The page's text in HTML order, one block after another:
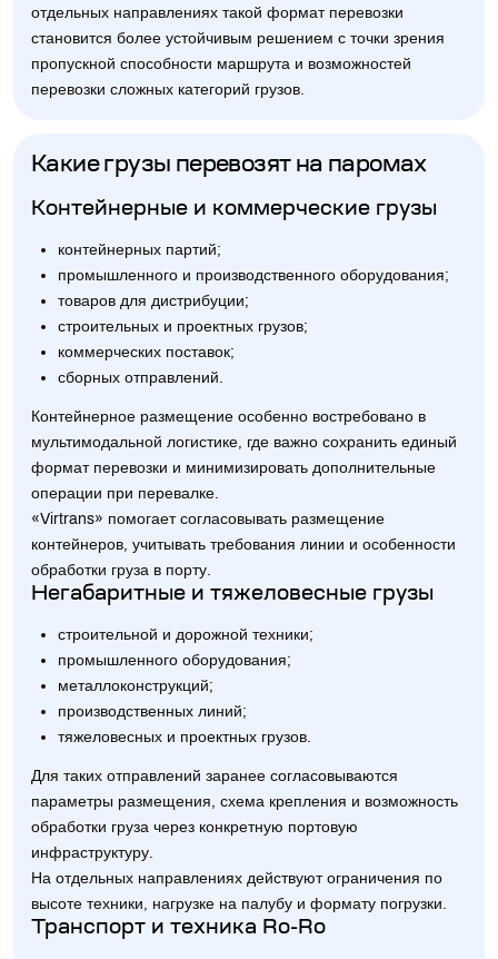
отдельных направлениях такой формат перевозки
становится более устойчивым решением с точки зрения
пропускной способности маршрута и возможностей
перевозки сложных категорий грузов.
Какие грузы перевозят на паромах
Контейнерные и коммерческие грузы
контейнерных партий;
промышленного и производственного оборудования;
товаров для дистрибуции;
строительных и проектных грузов;
коммерческих поставок;
сборных отправлений.
Контейнерное размещение особенно востребовано в
мультимодальной логистике, где важно сохранить единый
формат перевозки и минимизировать дополнительные
операции при перевалке.
«Virtrans» помогает согласовывать размещение
контейнеров, учитывать требования линии и особенности
обработки груза в порту.
Негабаритные и тяжеловесные грузы
строительной и дорожной техники;
промышленного оборудования;
металлоконструкций;
производственных линий;
тяжеловесных и проектных грузов.
Для таких отправлений заранее согласовываются
параметры размещения, схема крепления и возможность
обработки груза через конкретную портовую
инфраструктуру.
На отдельных направлениях действуют ограничения по
высоте техники, нагрузке на палубу и формату погрузки.
Транспорт и техника Ro-Ro